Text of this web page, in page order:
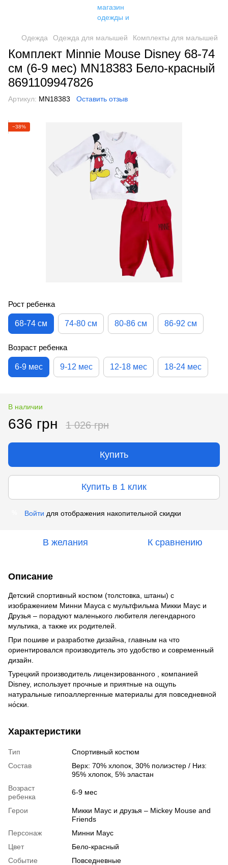
Одежда Одежда для малышей Комплекты для малышей
Комплект Minnie Mouse Disney 68-74
см (6-9 мес) MN18383 Бело-красный
8691109947826
Артикул: MN18383 Оставить отзыв
−38%
Рост ребенка
68-74 см 74-80 см 80-86 см 86-92 см
Возраст ребенка
6-9 мес 9-12 мес 12-18 мес 18-24 мес
В наличии
636 грн 1 026 грн
Купить
Купить в 1 клик
Войти для отображения накопительной скидки
В желания К сравнению
Описание
Детский спортивный костюм (толстовка, штаны) с
изображением Минни Мауса с мультфильма Микки Маус и
Друзья – порадуют маленького любителя легендарного
мультика, а также их родителей.
При пошиве и разработке дизайна, главным на что
ориентировался производитель это удобство и современный
дизайн.
Турецкий производитель лицензированного , компанией
Disney, использует прочные и приятные на ощупь
натуральные гипоаллергенные материалы для повседневной
но́ски.
Характеристики
Тип
Спортивный костюм
Состав
Верх: 70% хлопок, 30% полиэстер / Низ:
95% хлопок, 5% эластан
Возраст
ребенка
6-9 мес
Герои
Микки Маус и друзья – Miсkey Mouse and
Friends
Персонаж
Минни Маус
Цвет
Бело-красный
Событие
Повседневные